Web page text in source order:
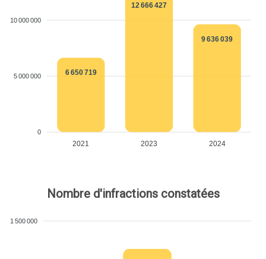
10 000 000
5 000 000
0
6 650 719
12 666 427
9 636 039
2021 2023 2024
Nombre d'infractions constatées
1 500 000